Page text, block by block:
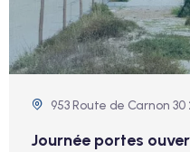
953 Route de Carnon
Journée portes